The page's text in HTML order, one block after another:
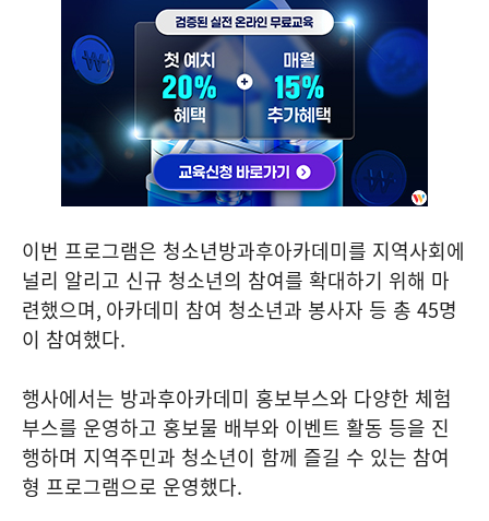
이번 프로그램은 청소년방과후아카데미를 지역사회에
널리 알리고 신규 청소년의 참여를 확대하기 위해 마
련했으며, 아카데미 참여 청소년과 봉사자 등 총 45명
이 참여했다.
행사에서는 방과후아카데미 홍보부스와 다양한 체험
부스를 운영하고 홍보물 배부와 이벤트 활동 등을 진
행하며 지역주민과 청소년이 함께 즐길 수 있는 참여
형 프로그램으로 운영했다.